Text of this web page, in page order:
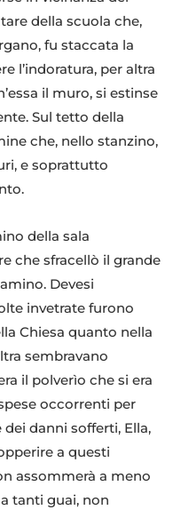
della scuola che,
fu staccata la
l’indoratura, per altra
il muro, si estinse
Sul tetto della
che, nello stanzino,
e soprattutto
della sala
che sfracellò il grande
Devesi
invetrate furono
Chiesa quanto nella
sembravano
il polverìo che si era
occorrenti per
danni sofferti, Ella,
a questi
assommerà a meno
tanti guai, non